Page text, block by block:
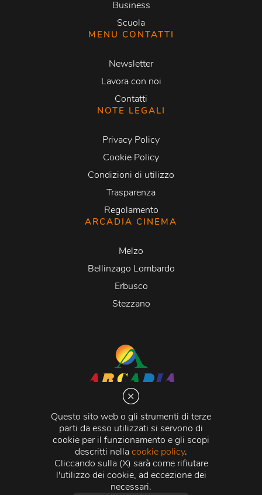
Questo sito web o gli strumenti di terze
parti da esso utilizzati si servono di
cookie per il funzionamento e gli scopi
descritti nellacookie policy.
Cliccando sulla (X) sarà come rifiutare
l'utilizzo dei cookie, ad eccezione dei
necessari.
Business
Scuola
MENU CONTATTI
Newsletter
Lavora con noi
Contatti
NOTE LEGALI
Privacy Policy
Cookie Policy
Condizioni di utilizzo
Trasparenza
Regolamento
ARCADIA CINEMA
Melzo
Bellinzago Lombardo
Erbusco
Stezzano
Via Martiri della Libertà 20066 Melzo (MI)
C.C.I.A.A. - R.E.A di Milano n. 1427910
Registro delle Imprese di Milano n. 338392 -
Fiscale e Partita Iva11015840157 | Capitale Sociale
500.000,00 i.v.
Credits:Crea Informatica S.r.l. 2026 © Tutti i diritti
riservati.